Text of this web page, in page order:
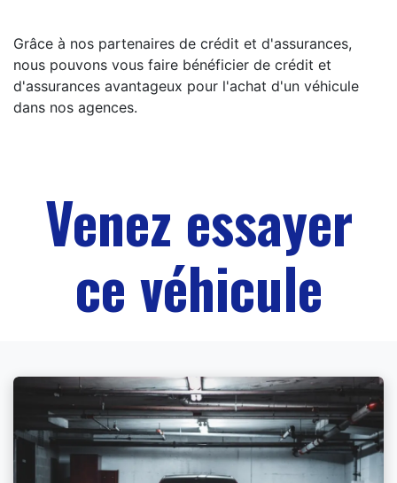
Grâce à nos partenaires de crédit et d'assurances,
nous pouvons vous faire bénéficier de crédit et
d'assurances avantageux pour l'achat d'un véhicule
dans nos agences.
Venez essayer
ce véhicule